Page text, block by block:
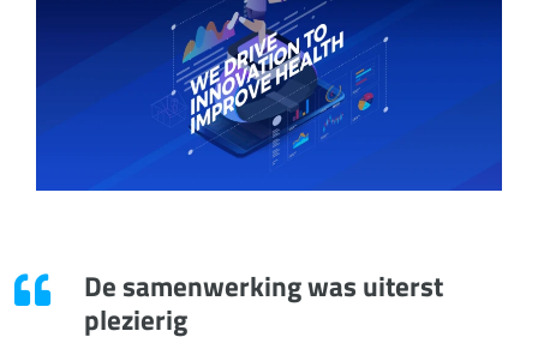
De samenwerking was uiterst
plezierig